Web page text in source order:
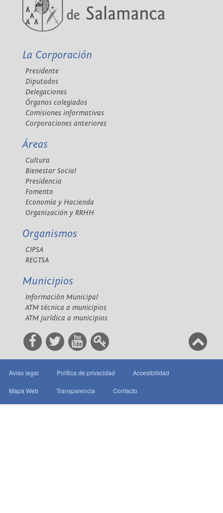
La Corporación
Presidente
Diputados
Delegaciones
Órganos colegiados
Comisiones informativas
Corporaciones anteriores
Áreas
Cultura
Bienestar Social
Presidencia
Fomento
Economía y Hacienda
Organización y RRHH
Organismos
CIPSA
REGTSA
Municipios
Información Municipal
ATM técnica a municipios
ATM jurídica a municipios
Aviso legal Política de privacidad Accesibilidad
Mapa Web Transparencia Contacto